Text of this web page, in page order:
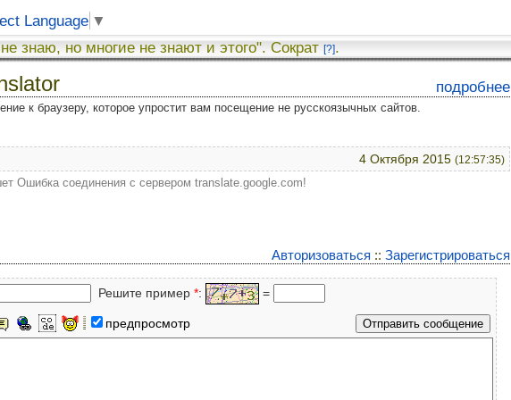
Language ▼
знаю, но многие не знают и этого". Сократ [?].
подробнее
к браузеру, которое упростит вам посещение не русскоязычных сайтов.
4 Октября 2015 (12:57:35)
Ошибка соединения с сервером translate.google.com!
Авторизоваться :: Зарегистрироваться
Решите пример *: =
предпросмотр